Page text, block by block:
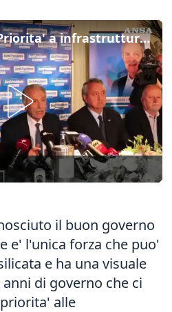
Basilicata, Bardi: "Priorita' a infrastrutture, sanita' ed energia"
il buon governo
e' l'unica forza che puo'
e ha una visuale
di governo che ci
alle